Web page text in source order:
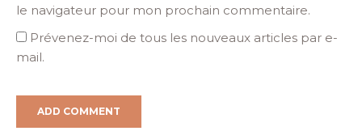
le navigateur pour mon prochain commentaire.
Prévenez-moi de tous les nouveaux articles par e-
mail.